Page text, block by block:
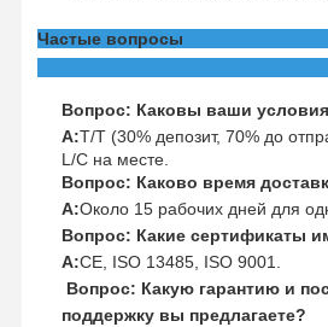
Частые вопросы
Вопрос: Каковы ваши
А:T/T (30% депозит, 70% до
L/C на месте.
Вопрос: Каково время
А:Около 15 рабочих дней для
Вопрос: Какие сертификаты
А:CE, ISO 13485, ISO 9001.
Вопрос: Какую гарантию и
поддержку вы предлагаете?